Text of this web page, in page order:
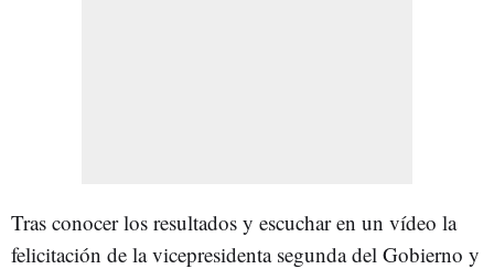
Tras conocer los resultados y escuchar en un vídeo la
felicitación de la vicepresidenta segunda del Gobierno y